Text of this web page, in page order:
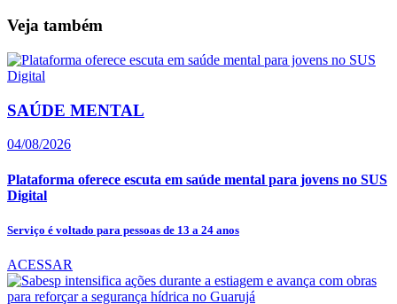
Veja também
SAÚDE MENTAL
04/08/2026
Plataforma oferece escuta em saúde mental para jovens no SUS
Digital
Serviço é voltado para pessoas de 13 a 24 anos
ACESSAR